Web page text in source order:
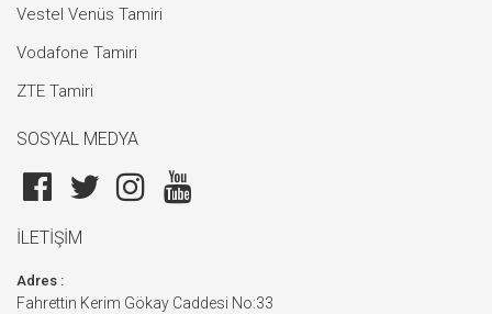
Vestel Venüs Tamiri
Vodafone Tamiri
ZTE Tamiri
SOSYAL MEDYA
İLETİŞİM
Adres :
Fahrettin Kerim Gökay Caddesi No:33